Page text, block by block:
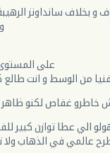
و بخلاف سانداونز
على
من الوسط و انت
خاطرو غفاص لكنو
الي عطا توازن كبير
طرح عالمي في الذهاب